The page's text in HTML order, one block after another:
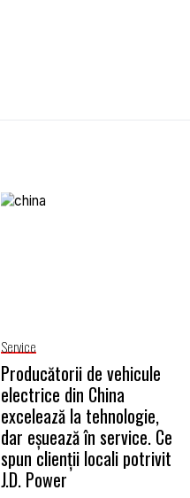
Service
Producătorii de vehicule
electrice din China
excelează la tehnologie,
dar eșuează în service. Ce
spun clienții locali potrivit
J.D. Power